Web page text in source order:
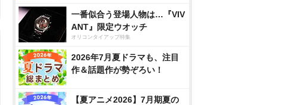
一番似合う登場人物は…『VIV
ANT』限定ウオッチ
オリコンタイアップ特集
2026年7月夏ドラマも、注目
作＆話題作が勢ぞろい！
【夏アニメ2026】7月期夏の